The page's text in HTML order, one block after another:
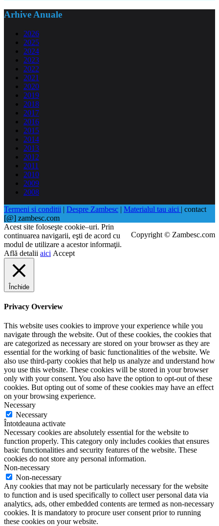
Arhive Anuale
2026
2025
2024
2023
2022
2021
2020
2019
2018
2017
2016
2015
2014
2013
2012
2011
2010
2009
2008
Termeni si conditii | Despre Zambesc | Materialul tau aici | contact
[@] zambesc.com
Copyright © Zambesc.com
Acest site foloseşte cookie–uri. Prin
continuarea navigarii, eşti de acord cu
modul de utilizare a acestor informaţii.
Află detalii aici Accept
Închide
Privacy Overview
This website uses cookies to improve your experience while you
navigate through the website. Out of these cookies, the cookies that
are categorized as necessary are stored on your browser as they are
essential for the working of basic functionalities of the website. We
also use third-party cookies that help us analyze and understand how
you use this website. These cookies will be stored in your browser
only with your consent. You also have the option to opt-out of these
cookies. But opting out of some of these cookies may have an effect
on your browsing experience.
Necessary
Necessary
Întotdeauna activate
Necessary cookies are absolutely essential for the website to
function properly. This category only includes cookies that ensures
basic functionalities and security features of the website. These
cookies do not store any personal information.
Non-necessary
Non-necessary
Any cookies that may not be particularly necessary for the website
to function and is used specifically to collect user personal data via
analytics, ads, other embedded contents are termed as non-necessary
cookies. It is mandatory to procure user consent prior to running
these cookies on your website.